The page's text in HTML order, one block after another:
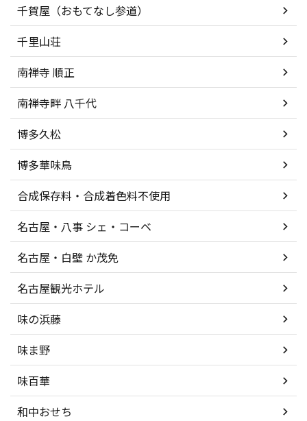
千賀屋（おもてなし参道）
千里山荘
南禅寺 順正
南禅寺畔 八千代
博多久松
博多華味鳥
合成保存料・合成着色料不使用
名古屋・八事 シェ・コーベ
名古屋・白壁 か茂免
名古屋観光ホテル
味の浜藤
味ま野
味百華
和中おせち